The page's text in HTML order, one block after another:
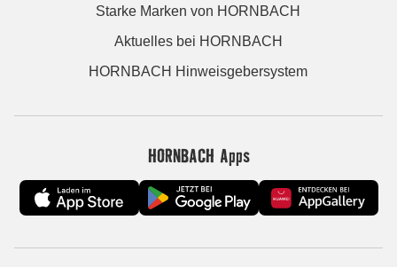
Starke Marken von HORNBACH
Aktuelles bei HORNBACH
HORNBACH Hinweisgebersystem
HORNBACH Apps